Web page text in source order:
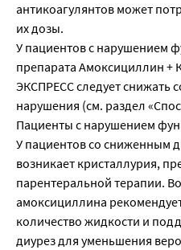
антикоагулянтов может
их дозы.
У пациентов с нарушением
препарата Aмоксициллин +
ЭКСПРЕСС следует снижать
нарушения (см. раздел
Пациенты с нарушением
У пациентов со сниженным
возникает кристаллурия,
парентеральной терапии.
амоксициллина
количество жидкости и
диурез для уменьшения